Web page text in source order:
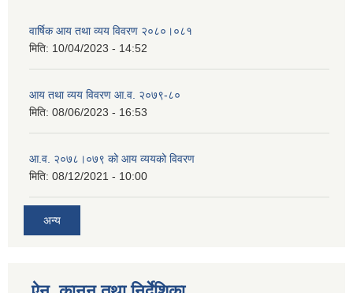
वार्षिक आय तथा व्यय विवरण २०८०।०८१
मिति: 10/04/2023 - 14:52
आय तथा व्यय विवरण आ.व. २०७९-८०
मिति: 08/06/2023 - 16:53
आ.व. २०७८।०७९ को आय व्ययको विवरण
मिति: 08/12/2021 - 10:00
अन्य